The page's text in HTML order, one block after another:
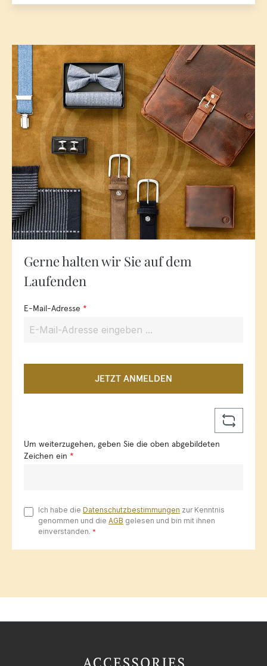
Gerne halten wir Sie auf dem
Laufenden
E-Mail-Adresse *
JETZT ANMELDEN
Um weiterzugehen, geben Sie die oben abgebildeten
Zeichen ein *
Ich habe die Datenschutzbestimmungen zur Kenntnis
genommen und die AGB gelesen und bin mit ihnen
einverstanden. *